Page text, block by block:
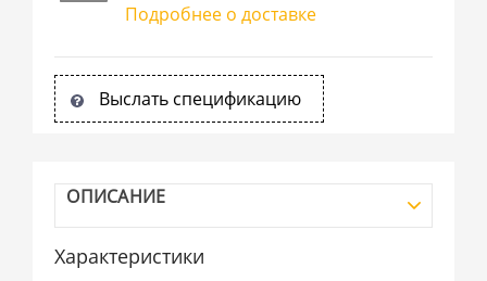
Подробнее о доставке
Выслать спецификацию
ОПИСАНИЕ
Характеристики